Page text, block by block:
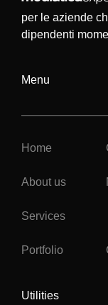
per le aziende
dipendenti
Menu
Home
About us
Services
Portfolio
Utilities